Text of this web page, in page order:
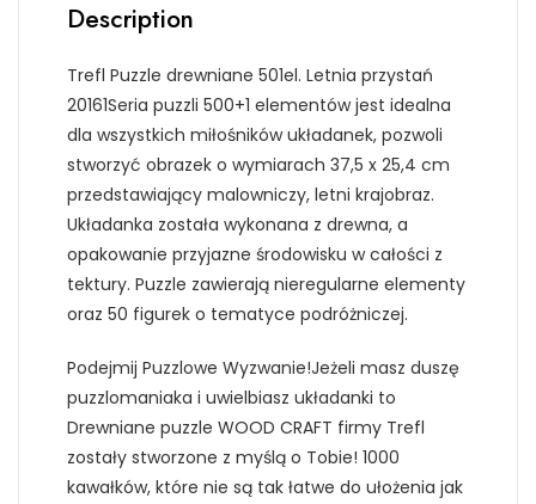
Description
Trefl Puzzle drewniane 501el. Letnia przystań
20161Seria puzzli 500+1 elementów jest idealna
dla wszystkich miłośników układanek, pozwoli
stworzyć obrazek o wymiarach 37,5 x 25,4 cm
przedstawiający malowniczy, letni krajobraz.
Układanka została wykonana z drewna, a
opakowanie przyjazne środowisku w całości z
tektury. Puzzle zawierają nieregularne elementy
oraz 50 figurek o tematyce podróżniczej.
Podejmij Puzzlowe Wyzwanie!Jeżeli masz duszę
puzzlomaniaka i uwielbiasz układanki to
Drewniane puzzle WOOD CRAFT firmy Trefl
zostały stworzone z myślą o Tobie! 1000
kawałków, które nie są tak łatwe do ułożenia jak